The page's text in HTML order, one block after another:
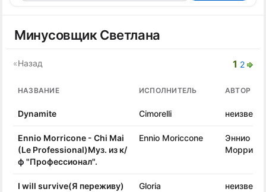
Минусовщик Светлана
1 2
«Назад
НАЗВАНИЕ ИСПОЛНИТЕЛЬ АВТОР
Dynamite Cimorelli
Ennio Morricone - Chi Mai
(Le Professional)Муз. из к/
ф "Профессионал".
Ennio Moriccone
Эннио
I will survive(Я переживу)
Gloria